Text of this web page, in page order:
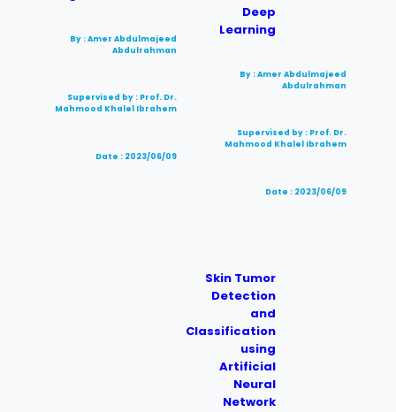
Deep
Learning
By : Amer Abdulmajeed
Abdulrahman
Supervised by : Prof. Dr.
Mahmood Khalel Ibrahem
Date : 2023/06/09
By : Amer Abdulmajeed
Abdulrahman
Supervised by : Prof. Dr.
Mahmood Khalel Ibrahem
Date : 2023/06/09
Skin Tumor
Detection
and
Classification
using
Artificial
Neural
Network